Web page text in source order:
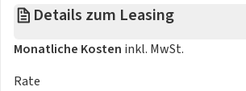
- coming home / leaving home
- dynamisches Blinklicht
Media & Infotainment:
Details zum Leasing
Monatliche Kosten inkl. MwSt.
Rate